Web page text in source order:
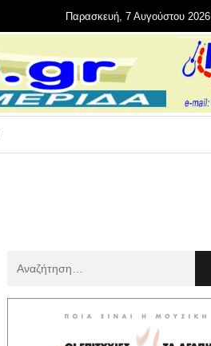
Παρασκευή, 7 Αυγούστου 2026
: